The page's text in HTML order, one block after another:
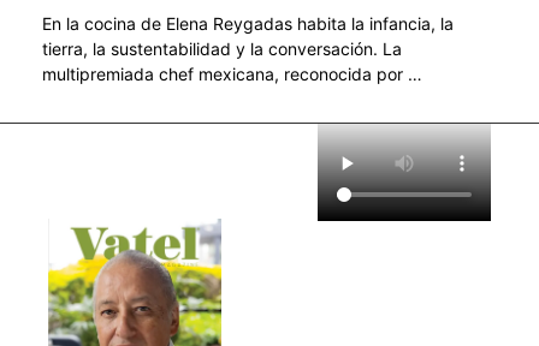
En la cocina de Elena Reygadas habita la infancia, la
tierra, la sustentabilidad y la conversación. La
multipremiada chef mexicana, reconocida por …